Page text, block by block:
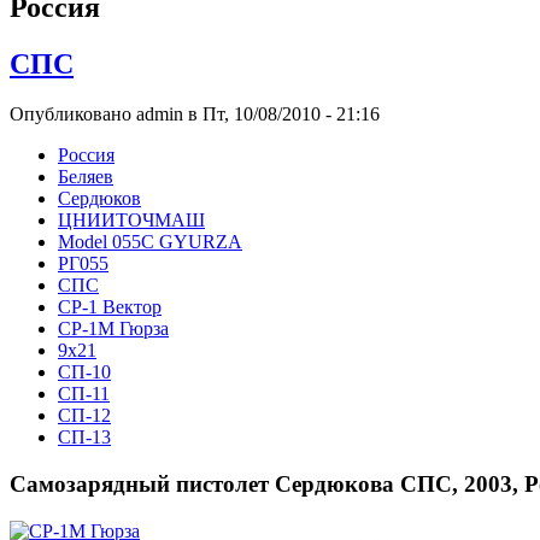
Росcия
СПС
Опубликовано admin в Пт, 10/08/2010 - 21:16
Росcия
Беляев
Сердюков
ЦНИИТОЧМАШ
Model 055C GYURZA
РГ055
СПС
СР-1 Вектор
СР-1М Гюрза
9x21
СП-10
СП-11
СП-12
СП-13
Самозарядный пистолет Сердюкова СПС, 2003,